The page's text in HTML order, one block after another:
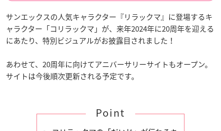
サンエックスの人気キャラクター『リラックマ』に登場するキ
ャラクター「コリラックマ」が、来年2024年に20周年を迎える
にあたり、特別ビジュアルがお披露目されました！
あわせて、20周年に向けてアニバーサリーサイトもオープン。
サイトは今後順次更新される予定です。
Point